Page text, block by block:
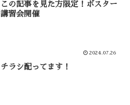
この記事を見た方限定！ポスター
講習会開催
2024.07.26
チラシ配ってます！